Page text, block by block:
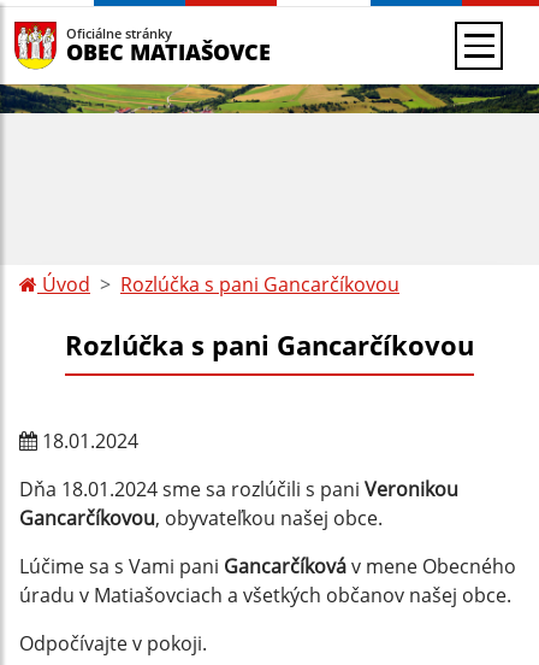
Oficiálne stránky
OBEC MATIAŠOVCE
Úvod Rozlúčka s pani Gancarčíkovou
Rozlúčka s pani Gancarčíkovou
18.01.2024
Dňa 18.01.2024 sme sa rozlúčili s pani Veronikou
Gancarčíkovou, obyvateľkou našej obce.
Lúčime sa s Vami pani Gancarčíkováv mene Obecného
úradu v Matiašovciach a všetkých občanov našej obce.
Odpočívajte v pokoji.